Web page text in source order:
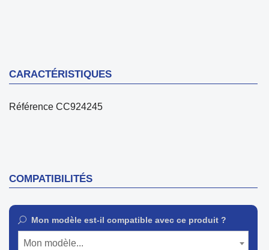
CARACTÉRISTIQUES
Référence CC924245
COMPATIBILITÉS
Mon modèle est-il compatible avec ce produit ?
Mon modèle...